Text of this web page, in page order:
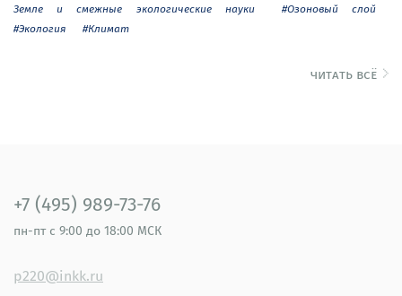
Земле и смежные экологические науки
#Озоновый слой
#Экология
#Климат
читать всё
+7 (495) 989-73-76
пн-пт с 9:00 до 18:00 МСК
p220@inkk.ru